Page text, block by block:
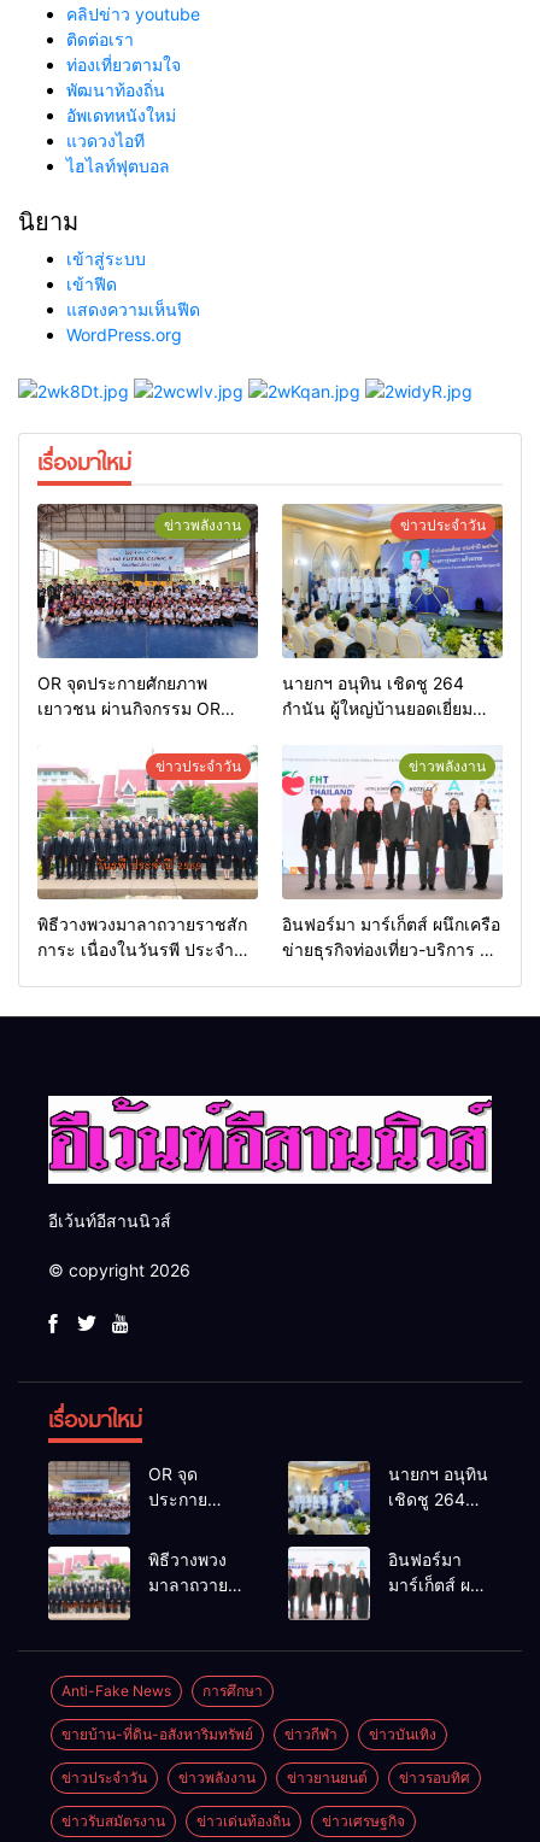
คลิปข่าว youtube
ติดต่อเรา
ท่องเที่ยวตามใจ
พัฒนาท้องถิ่น
อัพเดทหนังใหม่
แวดวงไอที
ไฮไลท์ฟุตบอล
นิยาม
เข้าสู่ระบบ
เข้าฟีด
แสดงความเห็นฟีด
WordPress.org
เรื่องมาใหม่
ข่าวพลังงาน
OR จุดประกายศักยภาพ
เยาวชน ผ่านกิจกรรม OR
ข่าวประจำวัน
นายกฯ อนุทิน เชิดชู 264
กำนัน ผู้ใหญ่บ้านยอดเยี่ยม
เกียรติยศแห่งการเสียสละ”
ข่าวประจำวัน
พิธีวางพวงมาลาถวายราชสัก
การะ เนื่องในวันรพี ประจำปี
ข่าวพลังงาน
อินฟอร์มา มาร์เก็ตส์ ผนึกเครือ
ข่ายธุรกิจท่องเที่ยว-บริการ จัด
อีเว้นท์อีสานนิวส์
© copyright 2026
เรื่องมาใหม่
OR จุด
ประกาย
เยาวชน ผ่าน
นายกฯ อนุทิน
เชิดชู 264
บ้านยอดเยี่ยม
มอบแหนบ
เกียรติยศแห่ง
พิธีวางพวง
มาลาถวาย
2569 และ
การแข่งขัน
ฟุตบอลวันรพี
เพื่อเชื่อม
ความสัมพันธ์
อันดีของ
หน่วยงานใน
อินฟอร์มา
มาร์เก็ตส์ ผนึก
Thailand
2026 เชื่อม 4
งานใหญ่
สร้างโอกาส
ธุรกิจครบ
Anti-Fake News การศึกษา
ขายบ้าน-ที่ดิน-อสังหาริมทรัพย์ ข่าวกีฬา ข่าวบันเทิง
ข่าวประจำวัน ข่าวพลังงาน ข่าวยานยนต์ ข่าวรอบทิศ
ข่าวรับสมัตรงาน ข่าวเด่นท้องถิ่น ข่าวเศรษฐกิจ